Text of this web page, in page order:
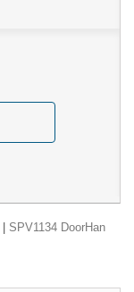
SPV1134 DoorHan